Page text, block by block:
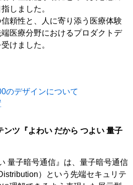
しました。
頼性と、人に寄り添う医療体験
医療分野におけるプロダクトデ
けました。
のデザインについて
ツ『よわい だから つよい 量子
量子暗号通信』は、量子暗号通信
）という先端セキュリテ